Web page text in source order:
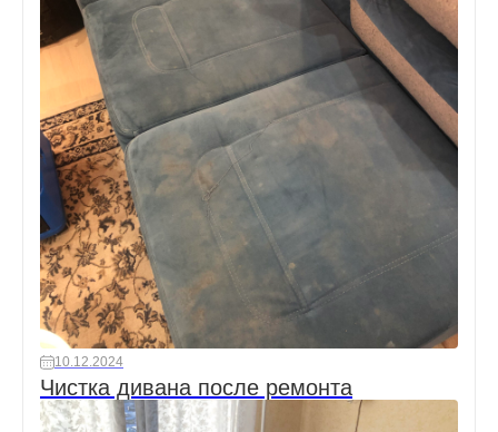
10.12.2024
Чистка дивана после ремонта